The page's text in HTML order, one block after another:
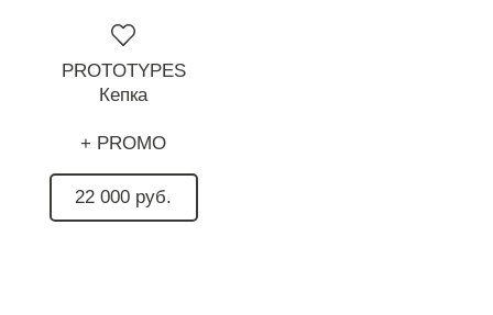
PROTOTYPES
Кепка
+ PROMO
22 000 руб.